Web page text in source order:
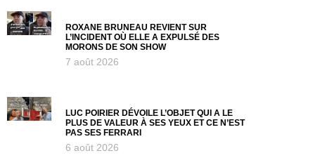
ROXANE BRUNEAU REVIENT SUR
L’INCIDENT OÙ ELLE A EXPULSÉ DES
MORONS DE SON SHOW
7 août 2026
LUC POIRIER DÉVOILE L’OBJET QUI A LE
PLUS DE VALEUR À SES YEUX ET CE N’EST
PAS SES FERRARI
6 août 2026